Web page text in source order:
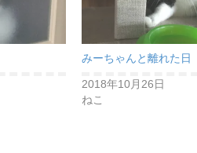
みーちゃんと離れた日
2018年10月26日
ねこ